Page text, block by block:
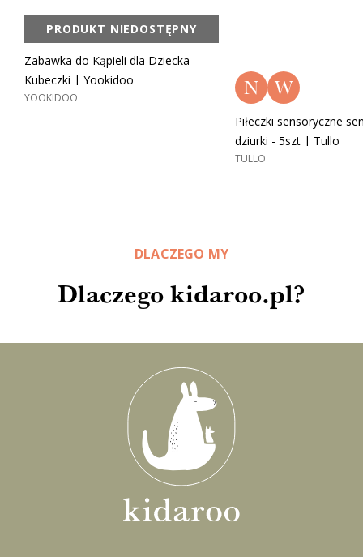
Zabawka do Kąpieli dla Dziecka
Kubeczki | Yookidoo
YOOKIDOO
PRODUKT NIEDOSTĘPNY
N W
Piłeczki sensoryczne
dziurki - 5szt | Tullo
TULLO
Dlaczego kidaroo.pl?
DLACZEGO MY